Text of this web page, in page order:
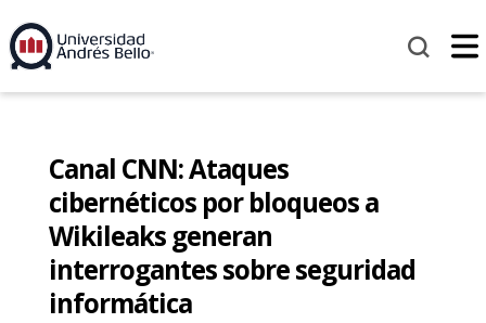
Canal CNN: Ataques
cibernéticos por bloqueos a
Wikileaks generan
interrogantes sobre seguridad
informática